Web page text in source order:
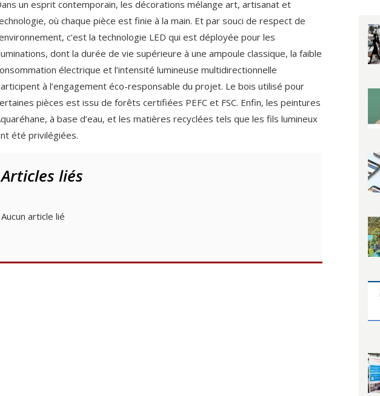
un esprit contemporain, les décorations mélange art, artisanat et
où chaque pièce est finie à la main. Et par souci de respect de
c’est la technologie LED qui est déployée pour les
dont la durée de vie supérieure à une ampoule classique, la faible
électrique et l’intensité lumineuse multidirectionnelle
à l’engagement éco-responsable du projet. Le bois utilisé pour
pièces est issu de forêts certifiées PEFC et FSC. Enfin, les peintures
à base d’eau, et les matières recyclées tels que les fils lumineux
été privilégiées.
Articles liés
Aucun article lié